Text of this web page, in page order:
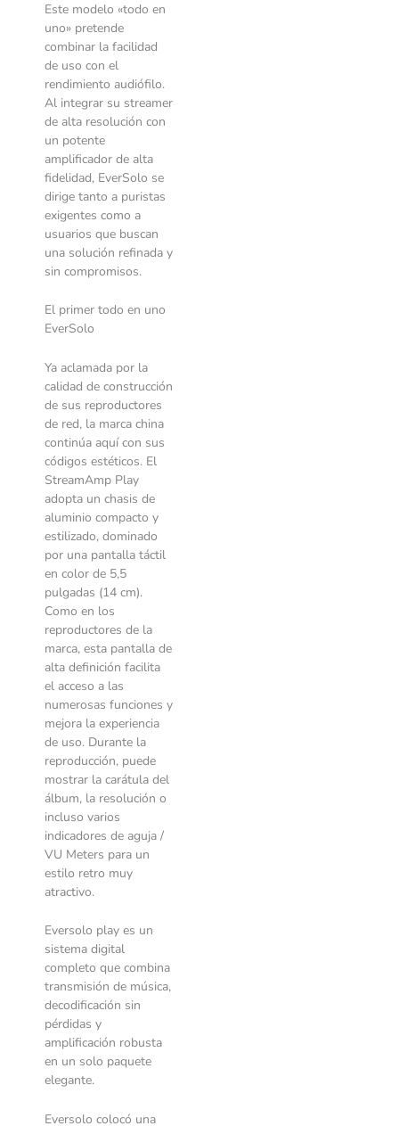
Este modelo «todo en
uno» pretende
combinar la facilidad
de uso con el
rendimiento audiófilo.
Al integrar su streamer
de alta resolución con
un potente
amplificador de alta
fidelidad, EverSolo se
dirige tanto a puristas
exigentes como a
usuarios que buscan
una solución refinada y
sin compromisos.
El primer todo en uno
EverSolo
Ya aclamada por la
calidad de construcción
de sus reproductores
de red, la marca china
continúa aquí con sus
códigos estéticos. El
StreamAmp Play
adopta un chasis de
aluminio compacto y
estilizado, dominado
por una pantalla táctil
en color de 5,5
pulgadas (14 cm).
Como en los
reproductores de la
marca, esta pantalla de
alta definición facilita
el acceso a las
numerosas funciones y
mejora la experiencia
de uso. Durante la
reproducción, puede
mostrar la carátula del
álbum, la resolución o
incluso varios
indicadores de aguja /
VU Meters para un
estilo retro muy
atractivo.
Eversolo play es un
sistema digital
completo que combina
transmisión de música,
decodificación sin
pérdidas y
amplificación robusta
en un solo paquete
elegante.
Eversolo colocó una